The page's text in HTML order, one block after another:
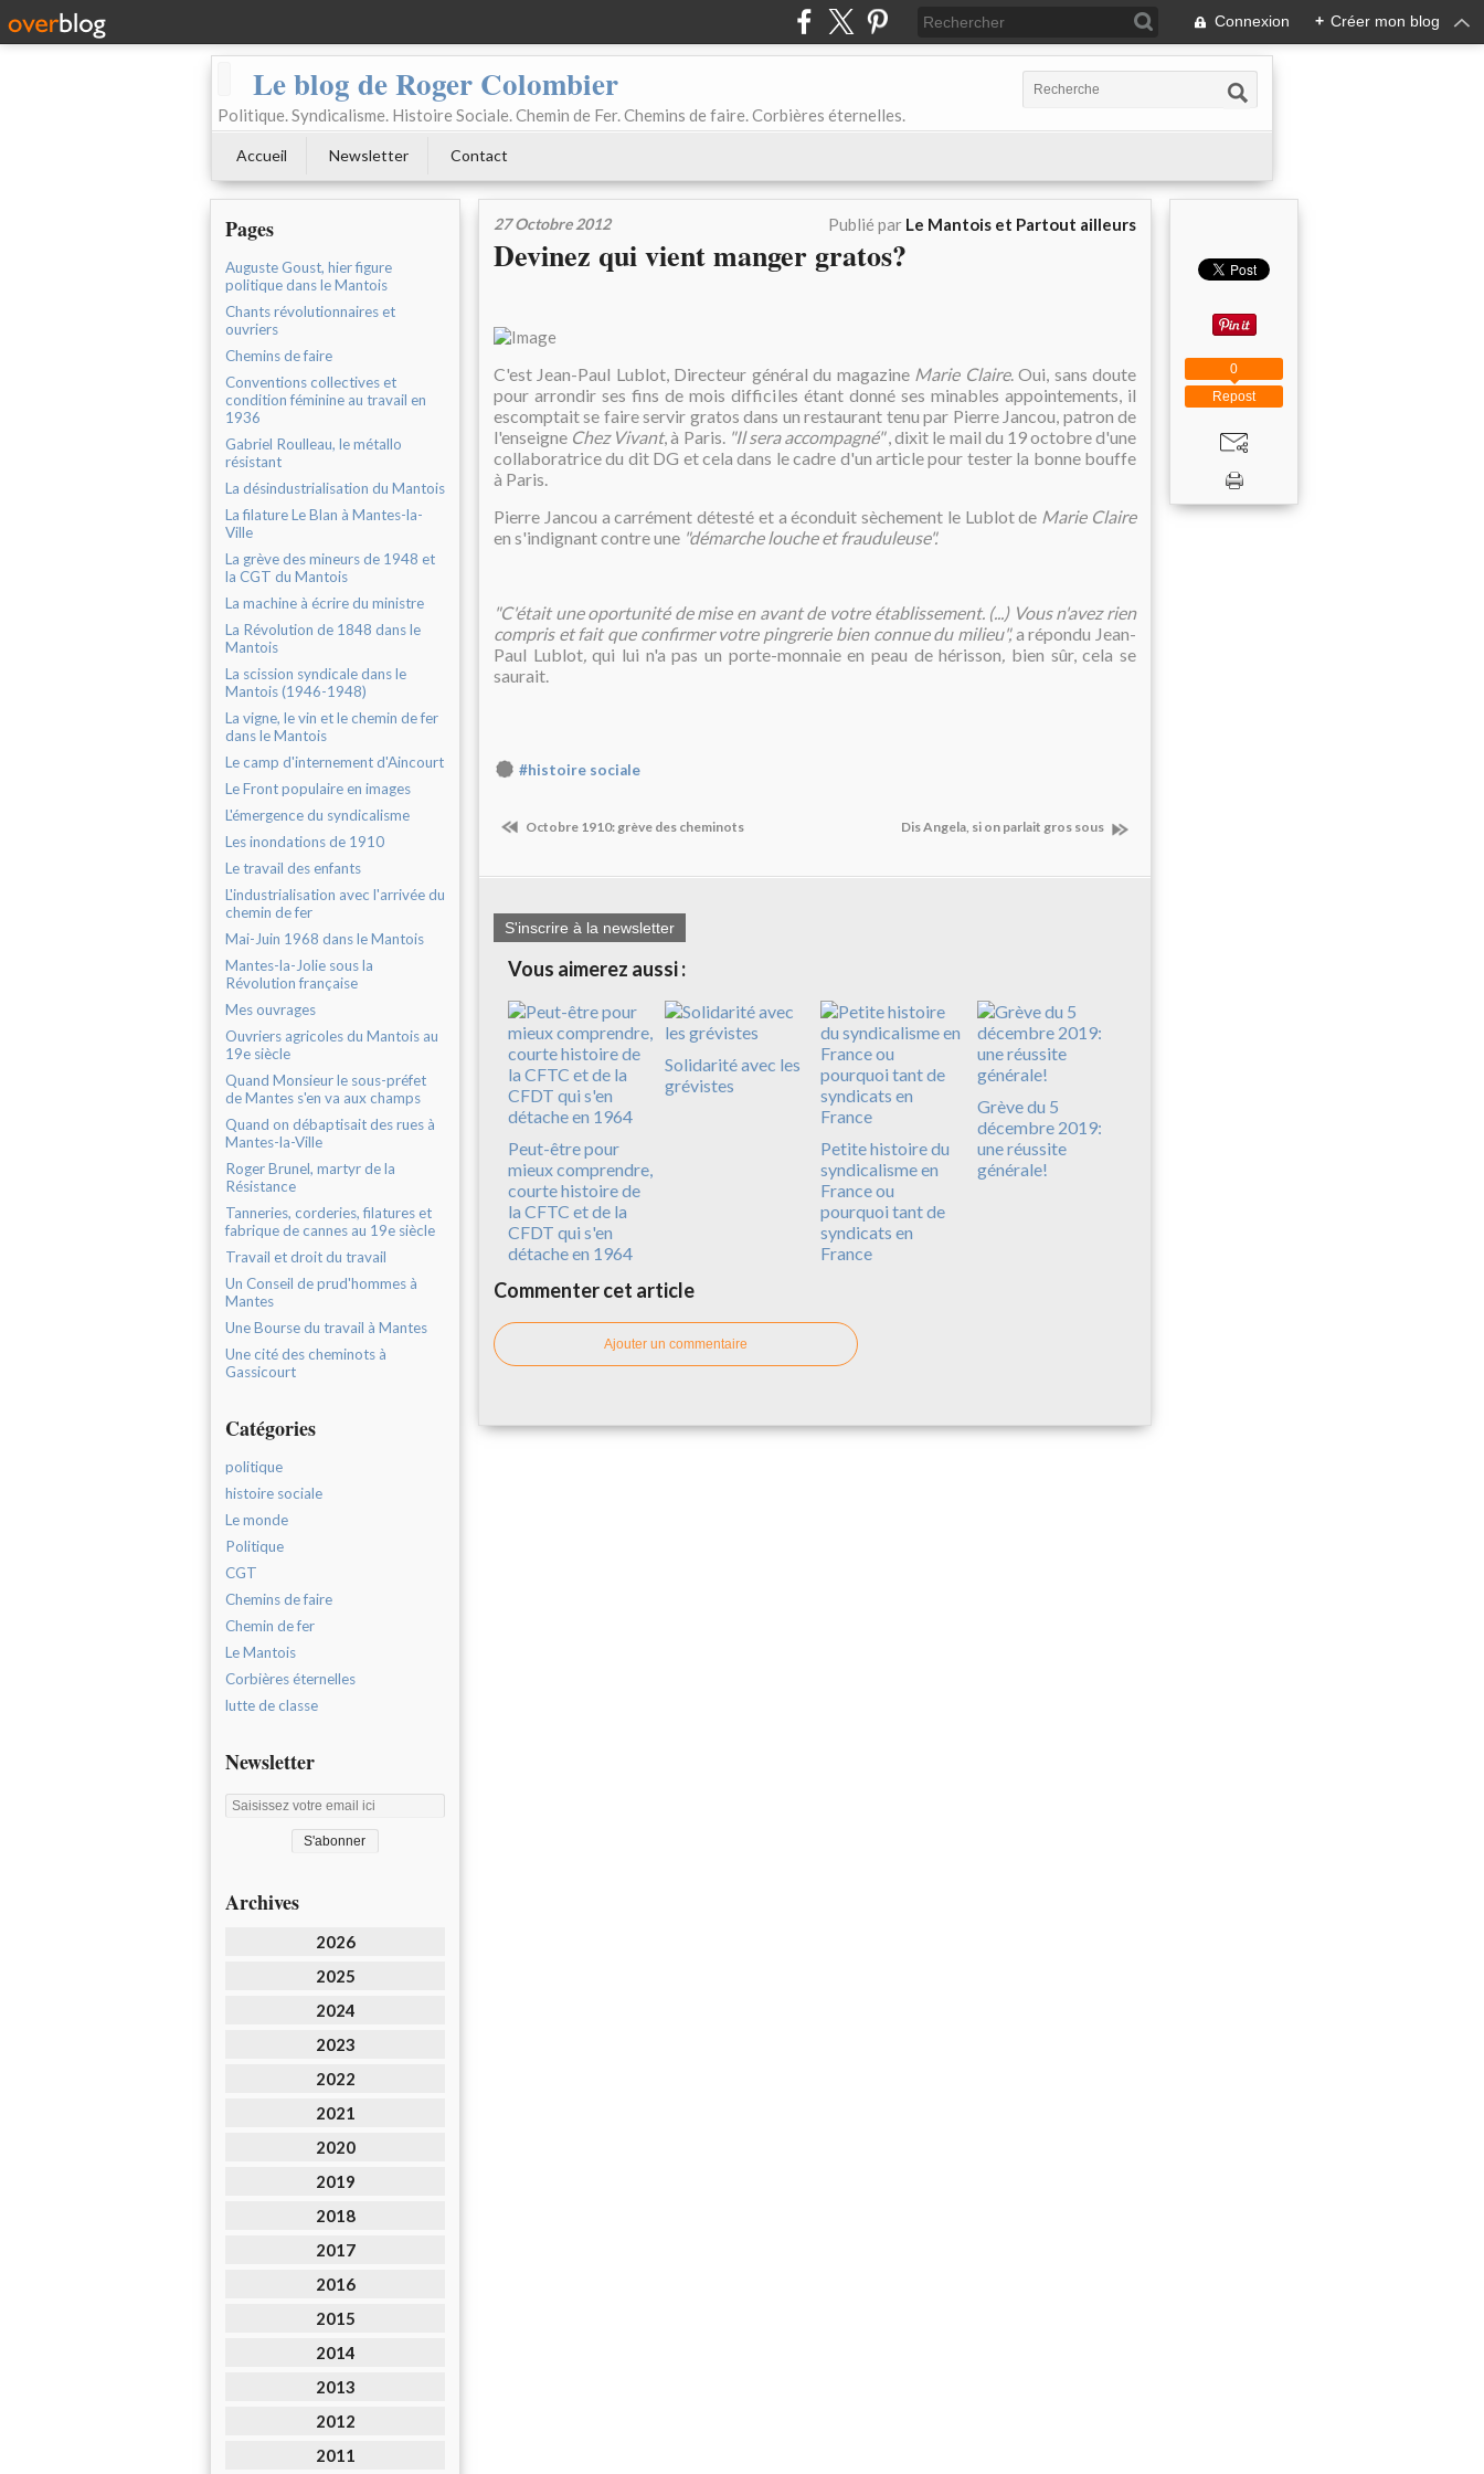
Connexion + Créer mon blog
Le blog de Roger Colombier
Politique. Syndicalisme. Histoire Sociale. Chemin de Fer. Chemins de faire. Corbières éternelles.
Accueil Newsletter Contact
Pages
Auguste Goust, hier figure
politique dans le Mantois
Chants révolutionnaires et
ouvriers
Chemins de faire
Conventions collectives et
condition féminine au travail en
1936
Gabriel Roulleau, le métallo
résistant
La désindustrialisation du Mantois
La filature Le Blan à Mantes-la-
Ville
La grève des mineurs de 1948 et
la CGT du Mantois
La machine à écrire du ministre
La Révolution de 1848 dans le
Mantois
La scission syndicale dans le
Mantois (1946-1948)
La vigne, le vin et le chemin de fer
dans le Mantois
Le camp d'internement d'Aincourt
Le Front populaire en images
L'émergence du syndicalisme
Les inondations de 1910
Le travail des enfants
L'industrialisation avec l'arrivée du
chemin de fer
Mai-Juin 1968 dans le Mantois
Mantes-la-Jolie sous la
Révolution française
Mes ouvrages
Ouvriers agricoles du Mantois au
19e siècle
Quand Monsieur le sous-préfet
de Mantes s'en va aux champs
Quand on débaptisait des rues à
Mantes-la-Ville
Roger Brunel, martyr de la
Résistance
Tanneries, corderies, filatures et
fabrique de cannes au 19e siècle
Travail et droit du travail
Un Conseil de prud'hommes à
Mantes
Une Bourse du travail à Mantes
Une cité des cheminots à
Gassicourt
Catégories
politique
histoire sociale
Le monde
Politique
CGT
Chemins de faire
Chemin de fer
Le Mantois
Corbières éternelles
lutte de classe
Newsletter
Archives
2026
2025
2024
2023
2022
2021
2020
2019
2018
2017
2016
2015
2014
2013
2012
2011
27 Octobre 2012 Publié par Le Mantois et Partout ailleurs
Devinez qui vient manger gratos?
C'est Jean-Paul Lublot, Directeur général du magazine Marie Claire. Oui, sans doute
pour arrondir ses fins de mois difficiles étant donné ses minables appointements, il
escomptait se faire servir gratos dans un restaurant tenu par Pierre Jancou, patron de
l'enseigne Chez Vivant, à Paris. "Il sera accompagné", dixit le mail du 19 octobre d'une
collaboratrice du dit DG et cela dans le cadre d'un article pour tester la bonne bouffe
à Paris.
Pierre Jancou a carrément détesté et a éconduit sèchement le Lublot de Marie Claire
en s'indignant contre une "démarche louche et frauduleuse".
"C'était une oportunité de mise en avant de votre établissement. (...) Vous n'avez rien
compris et fait que confirmer votre pingrerie bien connue du milieu",a répondu Jean-
Paul Lublot,qui lui n'a pas un porte-monnaie en peau de hérisson, bien sûr, cela se
saurait.
#histoire sociale
Octobre 1910: grève des cheminots Dis Angela, si on parlait gros sous
S'inscrire à la newsletter
Vous aimerez aussi :
Peut-être pour
mieux comprendre,
courte histoire de
la CFTC et de la
CFDT qui s'en
détache en 1964
Solidarité avec les
grévistes
Petite histoire du
syndicalisme en
France ou
pourquoi tant de
syndicats en
France
Grève du 5
décembre 2019:
une réussite
générale!
Commenter cet article
Ajouter un commentaire
Repost
0